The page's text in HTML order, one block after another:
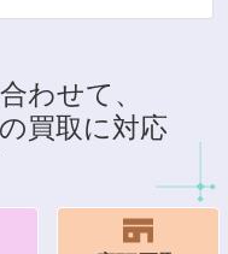
わせて、
買取に対応